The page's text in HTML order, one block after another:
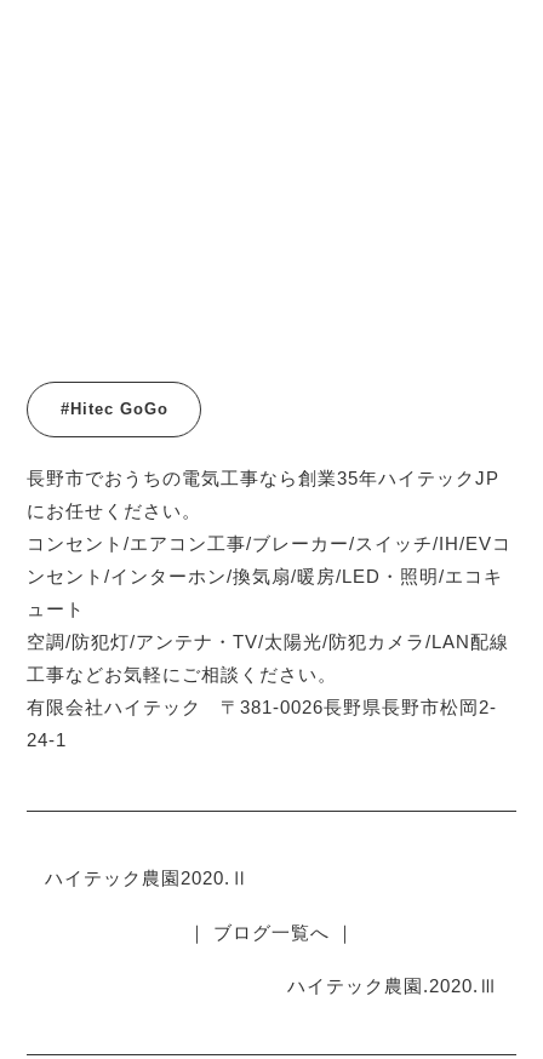
#Hitec GoGo
長野市でおうちの電気工事なら創業35年ハイテックJP
にお任せください。
コンセント/エアコン工事/ブレーカー/スイッチ/IH/EVコ
ンセント/インターホン/換気扇/暖房/LED・照明/エコキ
ュート
空調/防犯灯/アンテナ・TV/太陽光/防犯カメラ/LAN配線
工事などお気軽にご相談ください。
有限会社ハイテック 〒381-0026長野県長野市松岡2-
24-1
ハイテック農園2020.Ⅱ
｜ ブログ一覧へ ｜
ハイテック農園.2020.Ⅲ